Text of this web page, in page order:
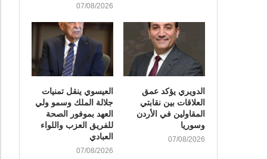
07/08/2026
الدويري يؤكد عمق
العلاقات بين نقابتي
المقاولين في الأردن
وسوريا
07/08/2026
العيسوي ينقل تمنيات
جلالة الملك وسمو ولي
العهد بموفور الصحة
للفريق العزب واللواء
العبادي
07/08/2026